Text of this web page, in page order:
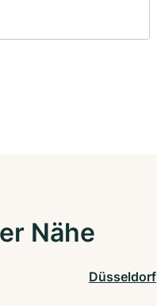
Nähe
Düsseldorf